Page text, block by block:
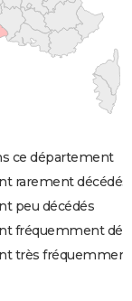
ce département
rarement décédés
peu décédés
fréquemment
très